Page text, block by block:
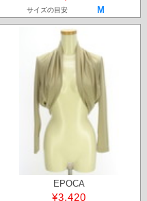
サイズの目安 M
EPOCA
¥3,420